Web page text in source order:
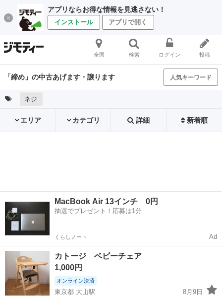
アプリならお得な情報を見逃さない！
インストール アプリで開く
全国 検索 ログイン 投稿
「締め」の中古あげます・譲ります 人気キーワード
ネジ
エリア カテゴリ 詳細 新着順
MacBook Air 13インチ 0円
抽選でプレゼント！応募は1分
くらしノート Ad
カトージ ベビーチェア
1,000円
オンライン決済
東京都 大山駅
8月9日